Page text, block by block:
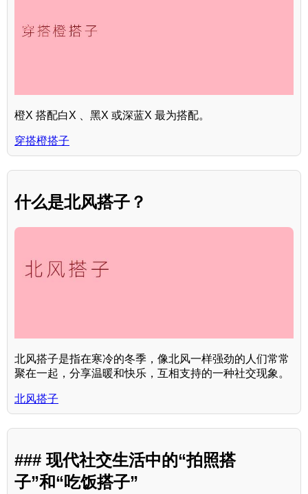
橙X 搭配白X 、黑X 或深蓝X 最为搭配。
穿搭橙搭子
什么是北风搭子？
北风搭子是指在寒冷的冬季，像北风一样强劲的人们常常
聚在一起，分享温暖和快乐，互相支持的一种社交现象。
北风搭子
### 现代社交生活中的“拍照搭
子”和“吃饭搭子”